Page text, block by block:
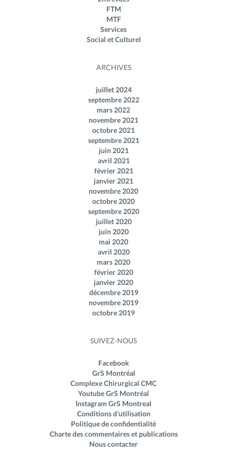
FTM
MTF
Services
Social et Culturel
ARCHIVES
juillet 2024
septembre 2022
mars 2022
novembre 2021
octobre 2021
septembre 2021
juin 2021
avril 2021
février 2021
janvier 2021
novembre 2020
octobre 2020
septembre 2020
juillet 2020
juin 2020
mai 2020
avril 2020
mars 2020
février 2020
janvier 2020
décembre 2019
novembre 2019
octobre 2019
SUIVEZ-NOUS
Facebook
GrS Montréal
Complexe Chirurgical CMC
Youtube GrS Montréal
Instagram GrS Montreal
Conditions d’utilisation
Politique de confidentialité
Charte des commentaires et publications
Nous contacter